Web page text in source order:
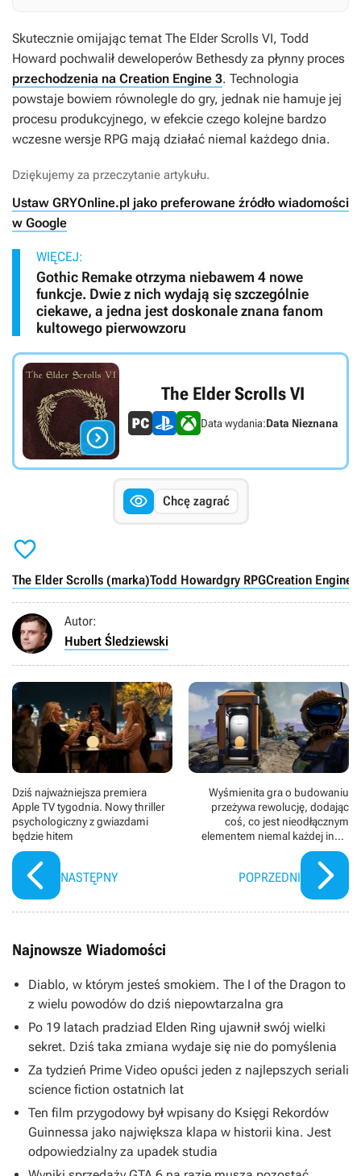
Skutecznie omijając temat The Elder Scrolls VI, Todd
Howard pochwalił deweloperów Bethesdy za płynny proces
przechodzenia na Creation Engine 3. Technologia
powstaje bowiem równolegle do gry, jednak nie hamuje jej
procesu produkcyjnego, w efekcie czego kolejne bardzo
wczesne wersje RPG mają działać niemal każdego dnia.
Dziękujemy za przeczytanie artykułu.
Ustaw GRYOnline.pl jako preferowane źródło wiadomości
w Google
WIĘCEJ:
Gothic Remake otrzyma niebawem 4 nowe
funkcje. Dwie z nich wydają się szczególnie
ciekawe, a jedna jest doskonale znana fanom
kultowego pierwowzoru

The Elder Scrolls VI
Data wydania:Data Nieznana
 Chcę zagrać

The Elder Scrolls (marka)Todd Howardgry RPGCreation Engine
Autor:
Hubert Śledziewski
Dziś najważniejsza premiera
Apple TV tygodnia. Nowy thriller
psychologiczny z gwiazdami
będzie hitem
NASTĘPNY
Wyśmienita gra o budowaniu
przeżywa rewolucję, dodając
coś, co jest nieodłącznym
elementem niemal każdej innej
produkcji. Satisfactory 1.2 to
jednak dużo więcej
POPRZEDNI
Najnowsze Wiadomości
Diablo, w którym jesteś smokiem. The I of the Dragon to
z wielu powodów do dziś niepowtarzalna gra
Po 19 latach pradziad Elden Ring ujawnił swój wielki
sekret. Dziś taka zmiana wydaje się nie do pomyślenia
Za tydzień Prime Video opuści jeden z najlepszych seriali
science fiction ostatnich lat
Ten film przygodowy był wpisany do Księgi Rekordów
Guinnessa jako największa klapa w historii kina. Jest
odpowiedzialny za upadek studia